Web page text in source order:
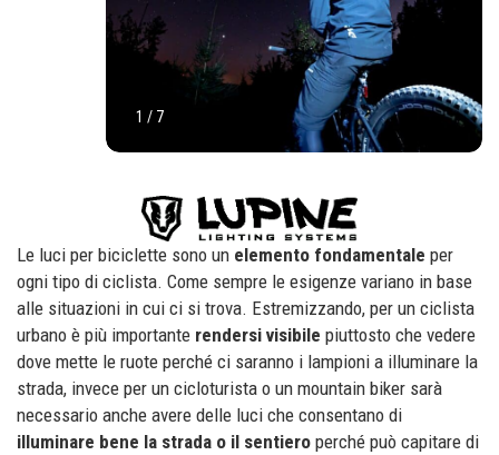
1 / 7
Le luci per biciclette sono un elemento fondamentale per
ogni tipo di ciclista. Come sempre le esigenze variano in base
alle situazioni in cui ci si trova. Estremizzando, per un ciclista
urbano è più importante rendersi visibile piuttosto che vedere
dove mette le ruote perché ci saranno i lampioni a illuminare la
strada, invece per un cicloturista o un mountain biker sarà
necessario anche avere delle luci che consentano di
illuminare bene la strada o il sentiero perché può capitare di